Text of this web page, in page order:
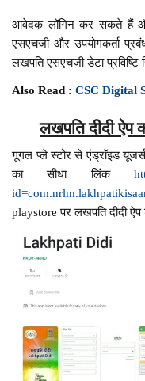
आवेदक लॉगिन कर सकते हैं और
एसएचजी और उपयोगकर्ता
लखपति एसएचजी डेटा
Also Read :CSC Digital
लखपति दीदी ऐप
गूगल प्ले स्टोर से एंड्रॉइड
का सीधा लिंक
playstore पर लखपति दीदी